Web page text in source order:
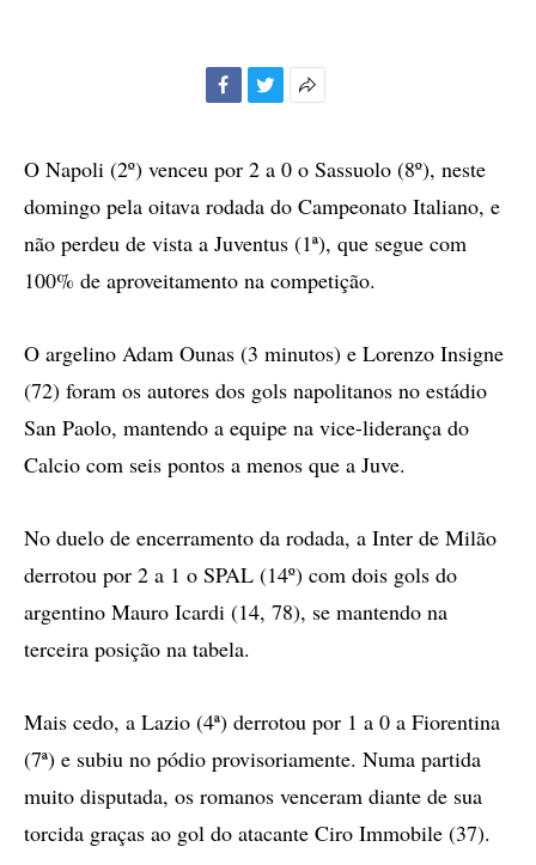
compartilhamento
O Napoli (2º) venceu por 2 a 0 o Sassuolo (8º), neste
domingo pela oitava rodada do Campeonato Italiano, e
não perdeu de vista a Juventus (1ª), que segue com
100% de aproveitamento na competição.
O argelino Adam Ounas (3 minutos) e Lorenzo Insigne
(72) foram os autores dos gols napolitanos no estádio
San Paolo, mantendo a equipe na vice-liderança do
Calcio com seis pontos a menos que a Juve.
No duelo de encerramento da rodada, a Inter de Milão
derrotou por 2 a 1 o SPAL (14º) com dois gols do
argentino Mauro Icardi (14, 78), se mantendo na
terceira posição na tabela.
Mais cedo, a Lazio (4ª) derrotou por 1 a 0 a Fiorentina
(7ª) e subiu no pódio provisoriamente. Numa partida
muito disputada, os romanos venceram diante de sua
torcida graças ao gol do atacante Ciro Immobile (37).